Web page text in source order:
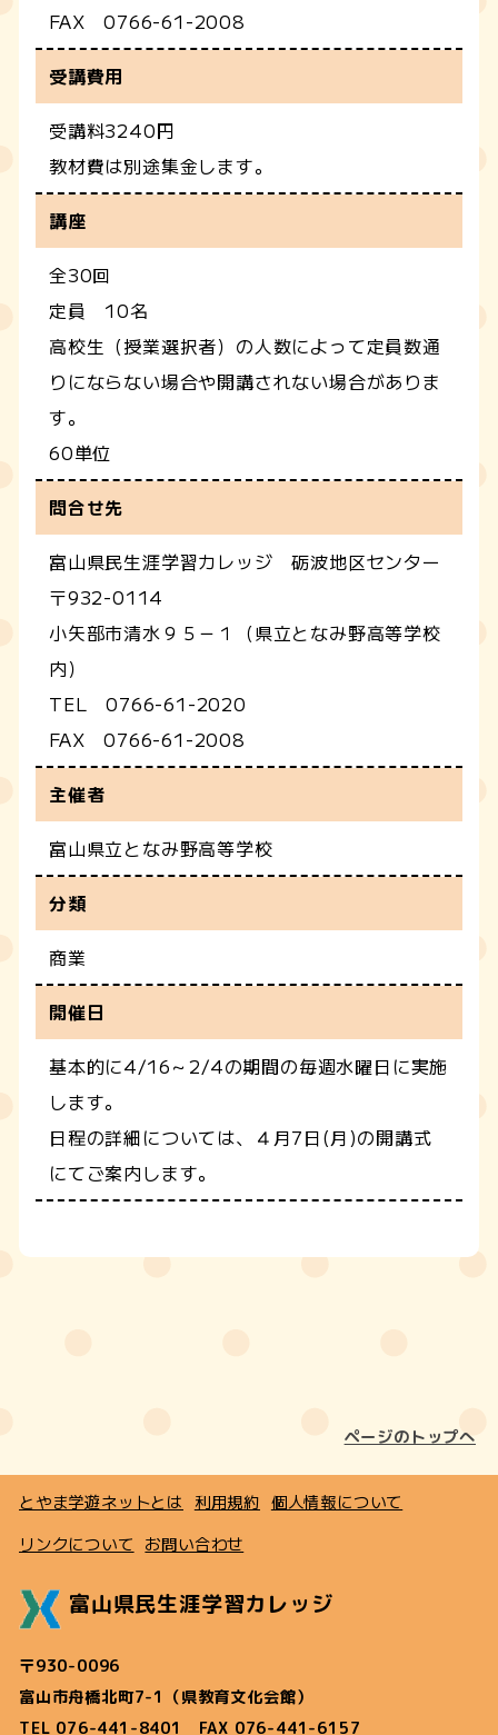
FAX 0766-61-2008
受講費用
受講料3240円
教材費は別途集金します。
講座
全30回
定員 10名
高校生（授業選択者）の人数によって定員数通
りにならない場合や開講されない場合がありま
す。
60単位
問合せ先
富山県民生涯学習カレッジ 砺波地区センター
〒932-0114
小矢部市清水９５－１（県立となみ野高等学校
内）
TEL 0766-61-2020
FAX 0766-61-2008
主催者
富山県立となみ野高等学校
分類
商業
開催日
基本的に4/16～2/4の期間の毎週水曜日に実施
します。
日程の詳細については、４月7日(月)の開講式
にてご案内します。
ページのトップへ
とやま学遊ネットとは 利用規約 個人情報について
リンクについて お問い合わせ
富山県民生涯学習カレッジ
〒930-0096
富山市舟橋北町7-1（県教育文化会館）
TEL 076-441-8401 FAX 076-441-6157